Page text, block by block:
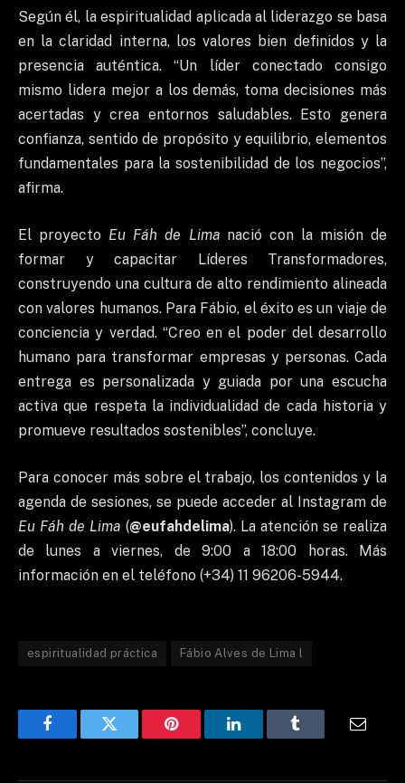
Según él, la espiritualidad aplicada al liderazgo se basa
en la claridad interna, los valores bien definidos y la
presencia auténtica. “Un líder conectado consigo
mismo lidera mejor a los demás, toma decisiones más
acertadas y crea entornos saludables. Esto genera
confianza, sentido de propósito y equilibrio, elementos
fundamentales para la sostenibilidad de los negocios”,
afirma.
El proyecto Eu Fáh de Limanació con la misión de
formar y capacitar Líderes Transformadores,
construyendo una cultura de alto rendimiento alineada
con valores humanos. Para Fábio, el éxito es un viaje de
conciencia y verdad. “Creo en el poder del desarrollo
humano para transformar empresas y personas. Cada
entrega es personalizada y guiada por una escucha
activa que respeta la individualidad de cada historia y
promueve resultados sostenibles”, concluye.
Para conocer más sobre el trabajo, los contenidos y la
agenda de sesiones, se puede acceder al Instagram de
Eu Fáh de Lima (@eufahdelima). La atención se realiza
de lunes a viernes, de 9:00 a 18:00 horas. Más
información en el teléfono (+34) 11 96206-5944.
espiritualidad práctica Fábio Alves de Lima l
FacebookTwitter Pinterest LinkedInTumblr